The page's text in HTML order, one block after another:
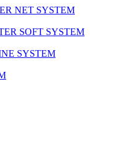
NET SYSTEM
SOFT SYSTEM
SYSTEM